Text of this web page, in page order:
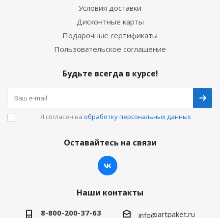
Условия доставки
Дисконтные карты
Подарочные сертификаты
Пользовательское соглашение
Будьте всегда в курсе!
Я согласен на обработку персональных данных
Оставайтесь на связи
Наши контакты
8-800-200-37-63 info@artpaket.ru